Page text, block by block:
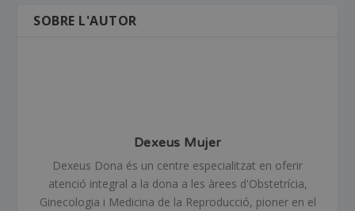
SOBRE L'AUTOR
Dexeus Mujer
Dexeus Dona és un centre especialitzat en oferir
atenció integral a la dona a les àrees d'Obstetrícia,
Ginecologia i Medicina de la Reproducció, pioner en el